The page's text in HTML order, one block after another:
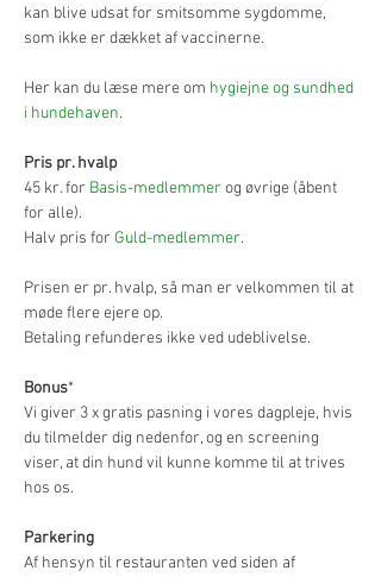
kan blive udsat for smitsomme sygdomme,
som ikke er dækket af vaccinerne.
Her kan du læse mere om hygiejne og sundhed
i hundehaven.
Pris pr. hvalp
45 kr. for Basis-medlemmer og øvrige (åbent
for alle).
Halv pris for Guld-medlemmer.
Prisen er pr. hvalp, så man er velkommen til at
møde flere ejere op.
Betaling refunderes ikke ved udeblivelse.
Bonus*
Vi giver 3 x gratis pasning i vores dagpleje, hvis
du tilmelder dig nedenfor, og en screening
viser, at din hund vil kunne komme til at trives
hos os.
Parkering
Af hensyn til restauranten ved siden af